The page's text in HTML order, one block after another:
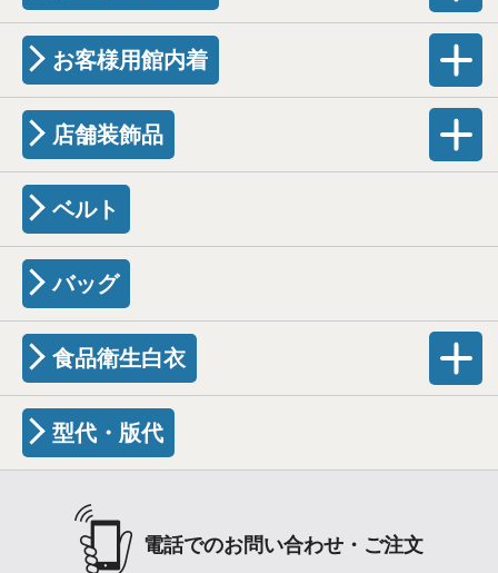
お客様用館内着
店舗装飾品
ベルト
バッグ
食品衛生白衣
型代・版代
電話でのお問い合わせ・ご注文